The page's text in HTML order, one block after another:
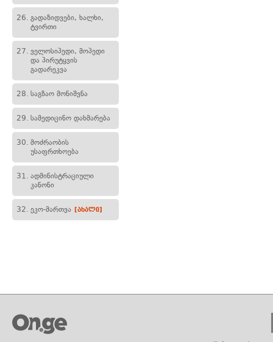
26. გადაზიდვები, ხალხი,
ტვირთი
27. ველოსიპედი, მოპედი
და პირუტყვის
გადარეკვა
28. საგზაო მონიშვნა
29. სამედიცინო დახმარება
30. მოძრაობის
უსაფრთხოება
31. ადმინისტრაციული
კანონი
32. ეკო-მართვა [ახალი]